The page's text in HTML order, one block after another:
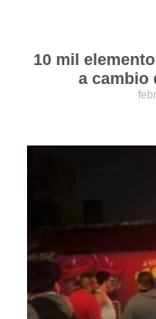
10 mil
a cambio